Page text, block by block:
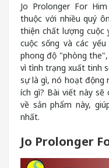
Jo Prolonger For
thuộc với nhiều quý
thiện chất lượng cuộc
cuộc sống và các
phong độ "phòng
vì tình trạng xuất tinh
sự là gì, nó hoạt động
ích gì? Bài viết này sẽ
về sản phẩm này,
nhất.
Jo Prolonger